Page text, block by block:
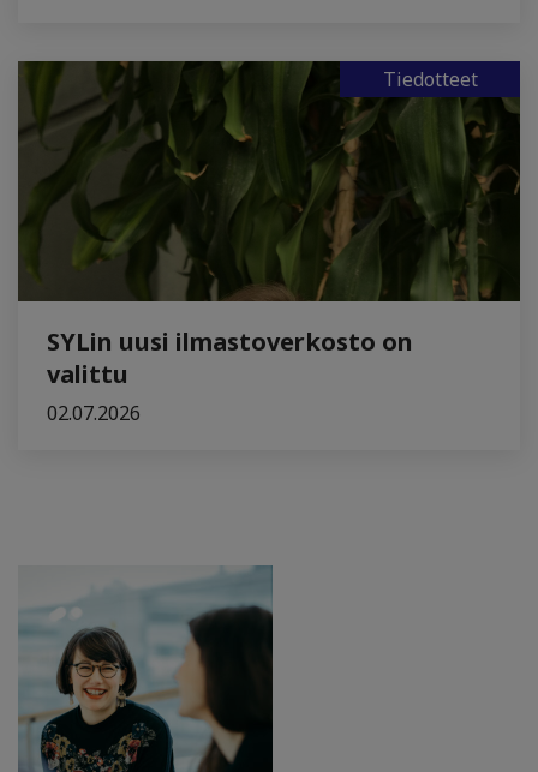
Tiedotteet
SYLin uusi ilmastoverkosto on
valittu
02.07.2026